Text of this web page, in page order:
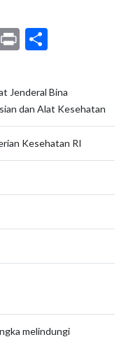
Print
Jenderal Bina
dan Alat Kesehatan
Kesehatan RI
melindungi